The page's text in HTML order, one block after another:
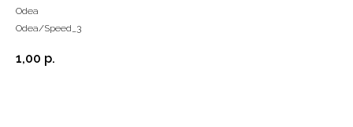
Odea
Odea/Speed_3
1,00 р.